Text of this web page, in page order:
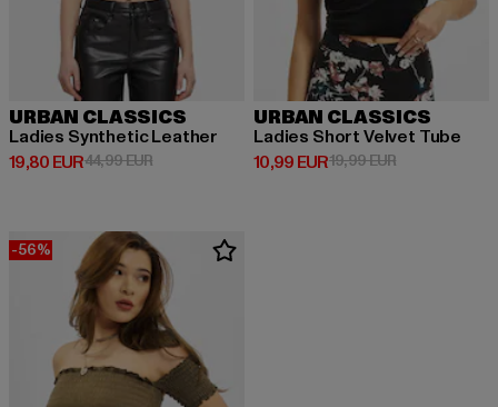
URBAN CLASSICS
Ladies Synthetic Leather
19,80 EUR
Derzeitiger Preis: 19,80 EUR
44,99 EURAktionspreis: 44,99 EUR
URBAN CLASSICS
Ladies Short Velvet Tube
10,99 EUR
Derzeitiger Preis: 10,99 EUR
19,99 EURAktionspreis:
-56%